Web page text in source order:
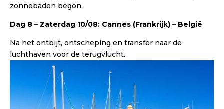
zonnebaden begon.
Dag 8 – Zaterdag 10/08: Cannes (Frankrijk) – België
Na het ontbijt, ontscheping en transfer naar de
luchthaven voor de terugvlucht.